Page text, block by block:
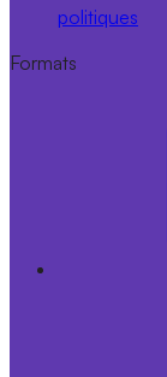
politiques
Formats